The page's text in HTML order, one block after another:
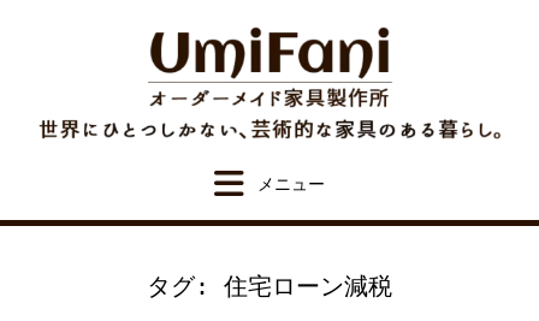
タグ: 住宅ローン減税